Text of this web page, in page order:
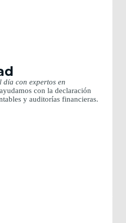
con expertos en
con la declaración
y auditorías financieras.